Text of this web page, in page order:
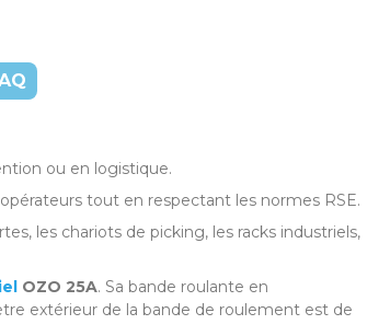
ou en logistique.
tout en respectant les normes RSE.
les chariots de picking, les racks industriels,
OZO 25A. Sa bande roulante en
extérieur de la bande de roulement est de